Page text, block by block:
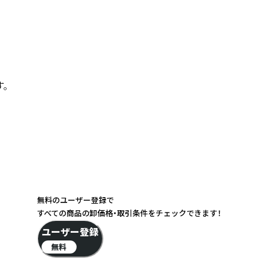
無料のユーザー登録で
すべての商品の卸価格・取引条件をチェックできます！
ユーザー登録
無料